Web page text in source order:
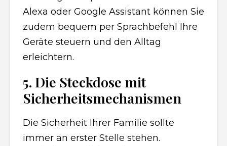
Alexa oder Google Assistant können Sie
zudem bequem per Sprachbefehl Ihre
Geräte steuern und den Alltag
erleichtern.
5. Die Steckdose mit
Sicherheitsmechanismen
Die Sicherheit Ihrer Familie sollte
immer an erster Stelle stehen.